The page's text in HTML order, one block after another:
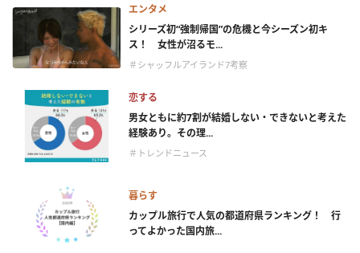
エンタメ
シリーズ初“強制帰国”の危機と今シーズン初キ
ス！ 女性が沼るモ...
＃シャッフルアイランド7考察
恋する
男女ともに約7割が結婚しない・できないと考えた
経験あり。その理...
＃トレンドニュース
暮らす
カップル旅行で人気の都道府県ランキング！ 行
ってよかった国内旅...